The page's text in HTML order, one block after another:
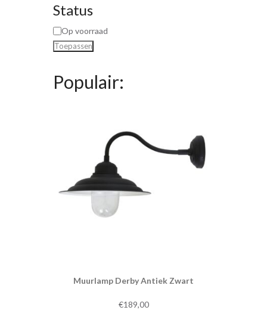
Status
Op voorraad
Toepassen
Populair:
Muurlamp Derby Antiek Zwart
€189,00